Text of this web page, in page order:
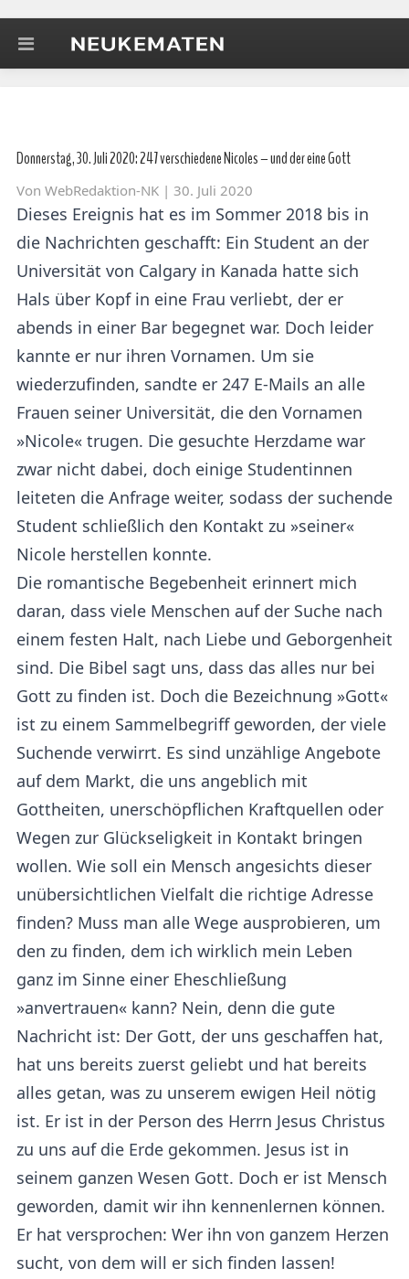
Donnerstag, 30. Juli 2020: 247 verschiedene Nicoles – und der eine Gott
Von WebRedaktion-NK | 30. Juli 2020
Dieses Ereignis hat es im Sommer 2018 bis in
die Nachrichten geschafft: Ein Student an der
Universität von Calgary in Kanada hatte sich
Hals über Kopf in eine Frau verliebt, der er
abends in einer Bar begegnet war. Doch leider
kannte er nur ihren Vornamen. Um sie
wiederzufinden, sandte er 247 E-Mails an alle
Frauen seiner Universität, die den Vornamen
»Nicole« trugen. Die gesuchte Herzdame war
zwar nicht dabei, doch einige Studentinnen
leiteten die Anfrage weiter, sodass der suchende
Student schließlich den Kontakt zu »seiner«
Nicole herstellen konnte.
Die romantische Begebenheit erinnert mich
daran, dass viele Menschen auf der Suche nach
einem festen Halt, nach Liebe und Geborgenheit
sind. Die Bibel sagt uns, dass das alles nur bei
Gott zu finden ist. Doch die Bezeichnung »Gott«
ist zu einem Sammelbegriff geworden, der viele
Suchende verwirrt. Es sind unzählige Angebote
auf dem Markt, die uns angeblich mit
Gottheiten, unerschöpflichen Kraftquellen oder
Wegen zur Glückseligkeit in Kontakt bringen
wollen. Wie soll ein Mensch angesichts dieser
unübersichtlichen Vielfalt die richtige Adresse
finden? Muss man alle Wege ausprobieren, um
den zu finden, dem ich wirklich mein Leben
ganz im Sinne einer Eheschließung
»anvertrauen« kann? Nein, denn die gute
Nachricht ist: Der Gott, der uns geschaffen hat,
hat uns bereits zuerst geliebt und hat bereits
alles getan, was zu unserem ewigen Heil nötig
ist. Er ist in der Person des Herrn Jesus Christus
zu uns auf die Erde gekommen. Jesus ist in
seinem ganzen Wesen Gott. Doch er ist Mensch
geworden, damit wir ihn kennenlernen können.
Er hat versprochen: Wer ihn von ganzem Herzen
sucht, von dem will er sich finden lassen!